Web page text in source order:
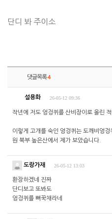
단디 봐 주이소
댓글목록4
설용화 26-05-12 09:36
작년에 저도 엉겅퀴를 산비장이로 올린 적
이렇게 고개를 숙인 엉겅퀴는 도깨비엉
원 북부 높은산에서 제가 보았습니다.
도랑가재 26-05-12 13:03
환장하겠네 진짜
단디보고 또봐도
엉겅퀴를 뻐꾹채라네